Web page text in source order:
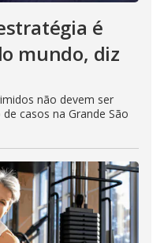
é
mundo, diz
não devem ser
casos na Grande São